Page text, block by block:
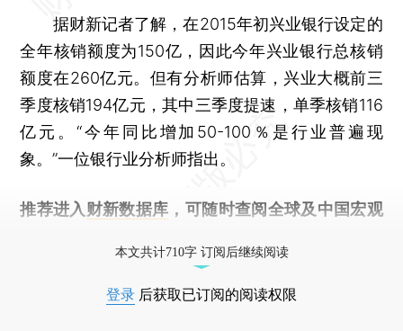
据财新记者了解，在2015年初兴业银行设定的
全年核销额度为150亿，因此今年兴业银行总核销
额度在260亿元。但有分析师估算，兴业大概前三
季度核销194亿元，其中三季度提速，单季核销116
亿元。“今年同比增加50-100％是行业普遍现
象。”一位银行业分析师指出。
推荐进入 财新数据库 ，可随时查阅全球及中国宏观
本文共计710字 订阅后继续阅读
登录 后获取已订阅的阅读权限